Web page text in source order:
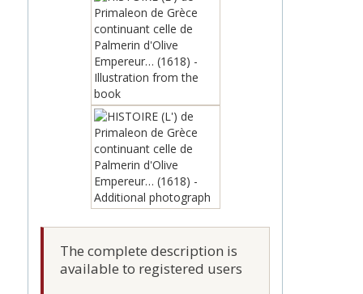
The complete description is
available to registered users